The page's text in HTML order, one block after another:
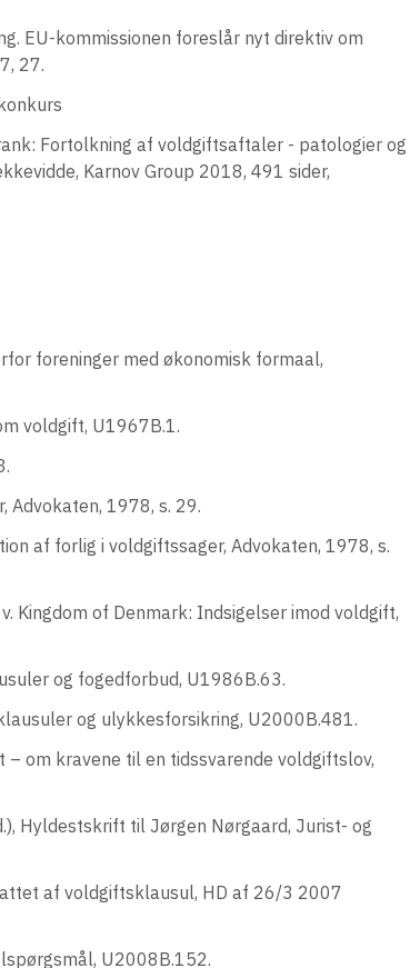
EU-kommissionen foreslår nyt direktiv om
27.
Fortolkning af voldgiftsaftaler - patologier og
Karnov Group 2018, 491 sider,
foreninger med økonomisk formaal,
voldgift, U1967B.1.
Advokaten, 1978, s. 29.
af forlig i voldgiftssager, Advokaten, 1978, s.
Kingdom of Denmark: Indsigelser imod voldgift,
og fogedforbud, U1986B.63.
og ulykkesforsikring, U2000B.481.
– om kravene til en tidssvarende voldgiftslov,
Hyldestskrift til Jørgen Nørgaard, Jurist- og
af voldgiftsklausul, HD af 26/3 2007
U2008B.152.